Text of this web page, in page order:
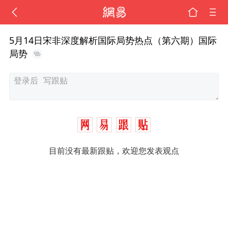
5月14日宋非深度解析国际局势热点（第六期）国际
局势
目前没有最新跟贴，欢迎您发表观点